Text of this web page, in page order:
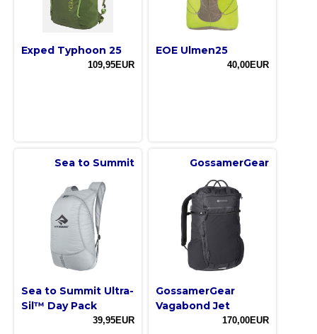
Exped Typhoon 25
109,95EUR
EOE Ulmen25
40,00EUR
Sea to Summit
Sea to Summit Ultra-
Sil™ Day Pack
39,95EUR
GossamerGear
GossamerGear
Vagabond Jet
170,00EUR